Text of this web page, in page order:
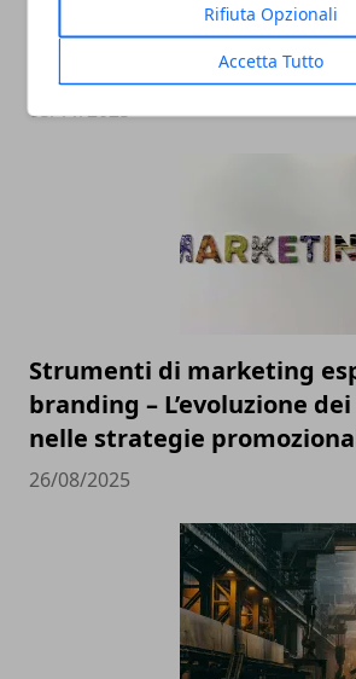
Rifiuta Opzionali
Accetta Tutto
Capsule di caffè
nascosto dietro una
05/11/2025
Strumenti di marketing
branding – L’evoluzione
nelle strategie
26/08/2025